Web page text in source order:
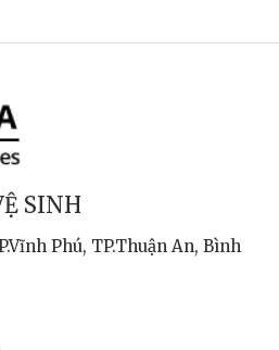
SINH
Phú, TP.Thuận An, Bình